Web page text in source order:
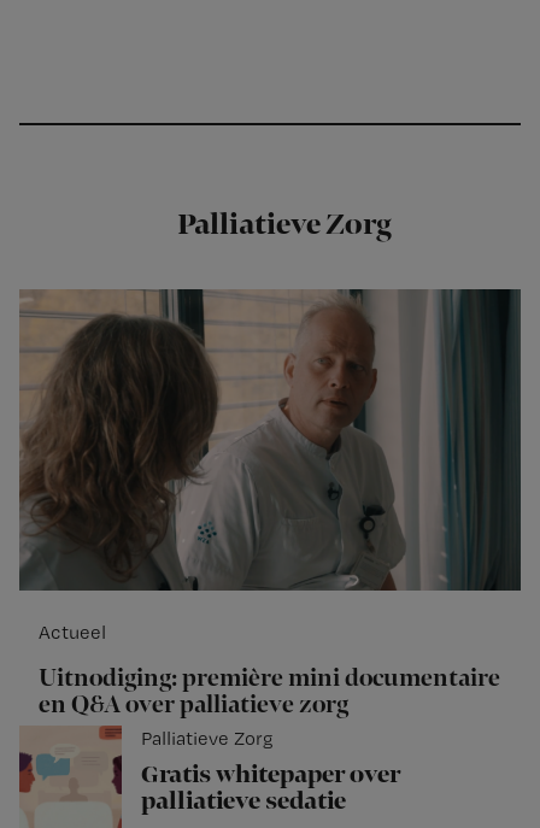
Palliatieve Zorg
Actueel
Uitnodiging: première mini documentaire
en Q&A over palliatieve zorg
Palliatieve Zorg
Gratis whitepaper over
palliatieve sedatie